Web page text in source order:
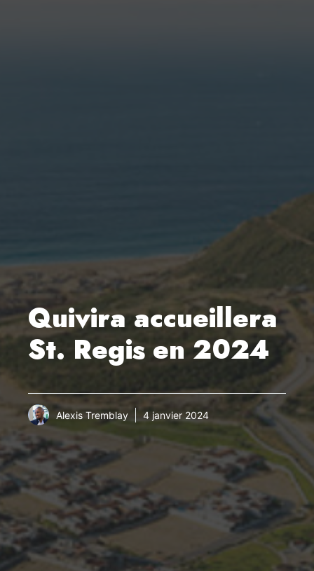
Quivira accueillera
St. Regis en 2024
Alexis Tremblay 4 janvier 2024